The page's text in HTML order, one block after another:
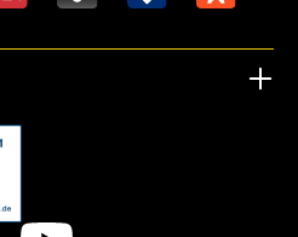
neuen Tab.